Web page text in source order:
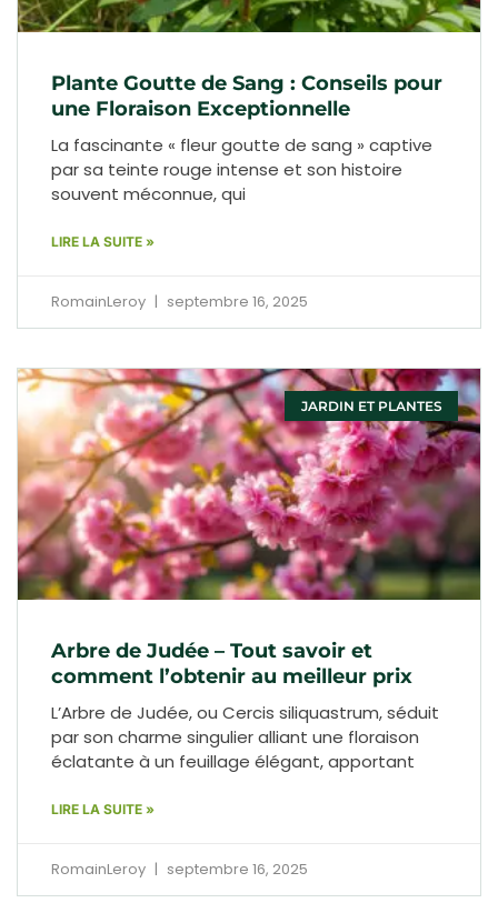
Plante Goutte de Sang : Conseils pour
une Floraison Exceptionnelle
La fascinante « fleur goutte de sang » captive
par sa teinte rouge intense et son histoire
souvent méconnue, qui
LIRE LA SUITE »
RomainLeroy septembre 16, 2025
JARDIN ET PLANTES
Arbre de Judée – Tout savoir et
comment l’obtenir au meilleur prix
L’Arbre de Judée, ou Cercis siliquastrum, séduit
par son charme singulier alliant une floraison
éclatante à un feuillage élégant, apportant
LIRE LA SUITE »
RomainLeroy septembre 16, 2025